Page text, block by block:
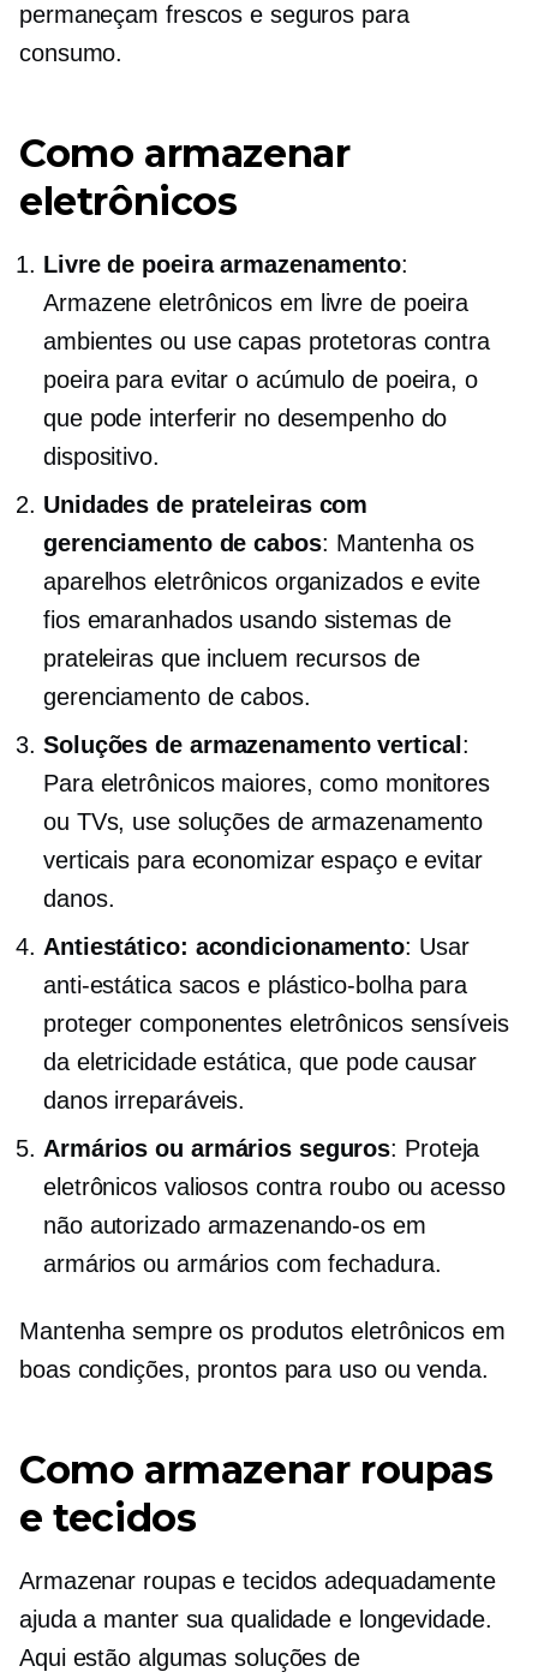
permaneçam frescos e seguros para
consumo.
Como armazenar
eletrônicos
Livre de poeiraarmazenamento:
Armazene eletrônicos em livre de poeira
ambientes ou use capas protetoras contra
poeira para evitar o acúmulo de poeira, o
que pode interferir no desempenho do
dispositivo.
Unidades de prateleiras com
gerenciamento de cabos: Mantenha os
aparelhos eletrônicos organizados e evite
fios emaranhados usando sistemas de
prateleiras que incluem recursos de
gerenciamento de cabos.
Soluções de armazenamento vertical :
Para eletrônicos maiores, como monitores
ou TVs, use soluções de armazenamento
verticais para economizar espaço e evitar
danos.
Antiestático: acondicionamento: Usar
anti-estáticasacos e plástico-bolha para
proteger componentes eletrônicos sensíveis
da eletricidade estática, que pode causar
danos irreparáveis.
Armários ou armários seguros: Proteja
eletrônicos valiosos contra roubo ou acesso
não autorizado armazenando-os em
armários ou armários com fechadura.
Mantenha sempre os produtos eletrônicos em
boas condições, prontos para uso ou venda.
Como armazenar roupas
e tecidos
Armazenar roupas e tecidos adequadamente
ajuda a manter sua qualidade e longevidade.
Aqui estão algumas soluções de